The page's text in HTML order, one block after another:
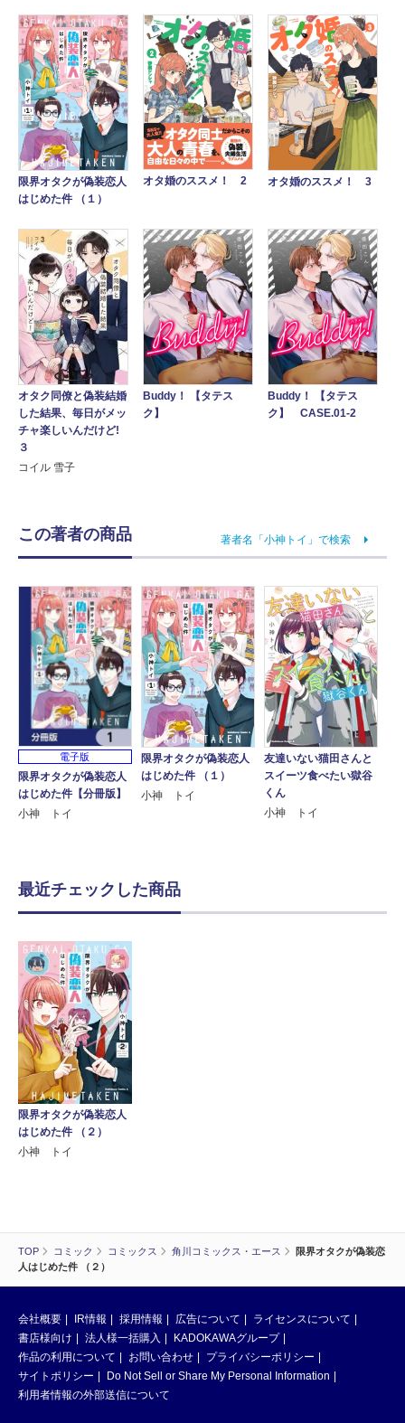
TOP コミック コミックス 角川コミックス・エース
限界オタクが偽装恋
人はじめた件 （２）
限界オタクが偽装恋人
はじめた件 （１）
オタ婚のススメ！ 2 オタ婚のススメ！ 3
オタク同僚と偽装結婚
した結果、毎日がメッ
チャ楽しいんだけど!
３
コイル 雪子
Buddy！ 【タテス
ク】
Buddy！ 【タテス
ク】 CASE.01-2
この著者の商品 著者名「小神トイ」で検索
電子版
限界オタクが偽装恋人
はじめた件【分冊版】
小神 トイ
限界オタクが偽装恋人
はじめた件 （１）
小神 トイ
友達いない猫田さんと
スイーツ食べたい獄谷
くん
小神 トイ
最近チェックした商品
限界オタクが偽装恋人
はじめた件 （２）
小神 トイ
会社概要 IR情報 採用情報 広告について
ライセンスについて
書店様向け
法人様一括購入
KADOKAWAグループ
作品の利用について
お問い合わせ
プライバシーポリシー
サイトポリシー
Do Not Sell or Share My Personal Information
利用者情報の外部送信について